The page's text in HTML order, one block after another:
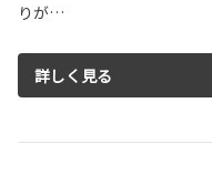
りが…
詳しく見る